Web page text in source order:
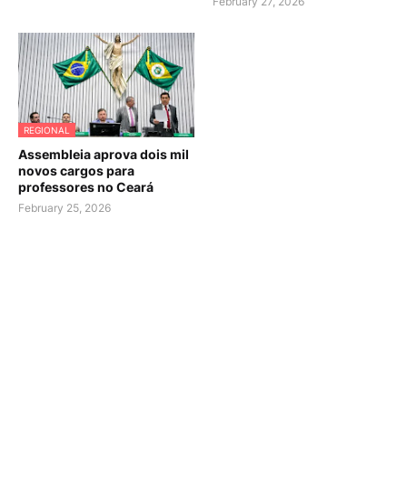
REGIONAL
Assembleia aprova dois mil
novos cargos para
professores no Ceará
February 25, 2026